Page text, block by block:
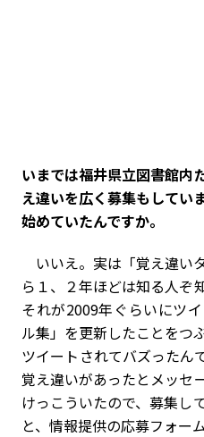
――いまでは福井県立図書館
え違いを広く募集もしてい
始めていたんですか。
いいえ。実は「覚え違い
ら１、２年ほどは知る人ぞ
それが2009年ぐらいにツ
ル集」を更新したことをつ
ツイートされてバズったん
覚え違いがあったとメッセ
けっこういたので、募集し
と、情報提供の応募フォー